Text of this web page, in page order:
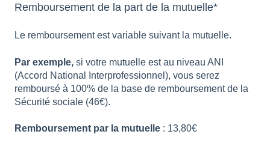
Remboursement de la part de la mutuelle*
Le remboursement est variable suivant la mutuelle.
Par exemple, si votre mutuelle est au niveau ANI
(Accord National Interprofessionnel), vous serez
remboursé à 100% de la base de remboursement de la
Sécurité sociale (46€).
Remboursement par la mutuelle : 13,80€